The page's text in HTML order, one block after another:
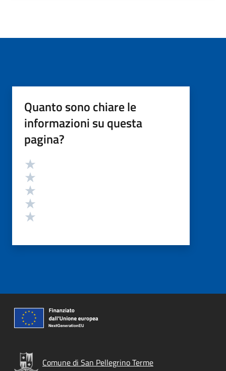
Quanto sono chiare le
informazioni su questa
pagina?
Valutazione
Comune di San Pellegrino Terme